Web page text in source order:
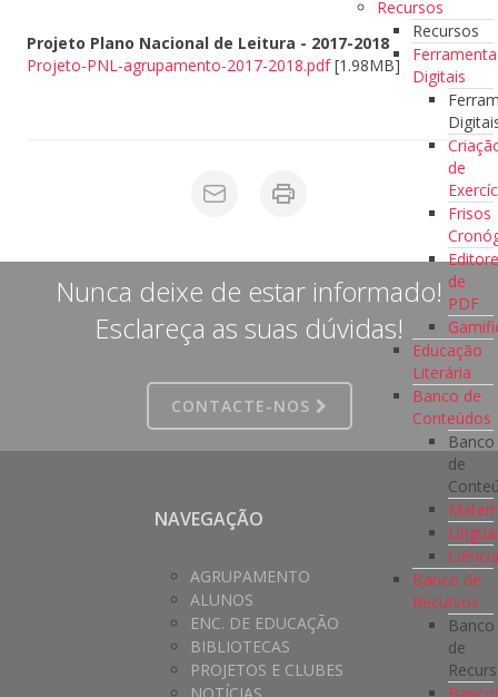
Recursos
Recursos
Digitais
de
Frisos
de
PDF
Educação
Literária
Banco de
Conteúdos
Banco
de
Banco de
Recursos
Banco
de
Projeto Plano Nacional de Leitura - 2017-2018
Projeto-PNL-agrupamento-2017-2018.pdf[1.98MB]
Nunca deixe de estar informado!
Esclareça as suas dúvidas!
CONTACTE-NOS
NAVEGAÇÃO
AGRUPAMENTO
ALUNOS
ENC. DE EDUCAÇÃO
BIBLIOTECAS
PROJETOS E CLUBES